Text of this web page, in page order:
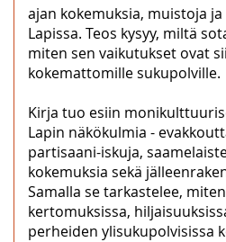
ajan kokemuksia, muistoja
Lapissa. Teos kysyy, miltä
miten sen vaikutukset ovat
kokemattomille sukupolville.
Kirja tuo esiin
Lapin näkökulmia -
partisaani-iskuja,
kokemuksia sekä
Samalla se tarkastelee,
kertomuksissa,
perheiden ylisukupolvisissa